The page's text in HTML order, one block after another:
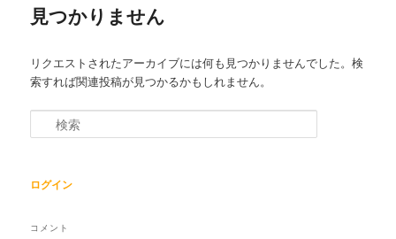
見つかりません
リクエストされたアーカイブには何も見つかりませんでした。検
索すれば関連投稿が見つかるかもしれません。
索
ログイン
コメント